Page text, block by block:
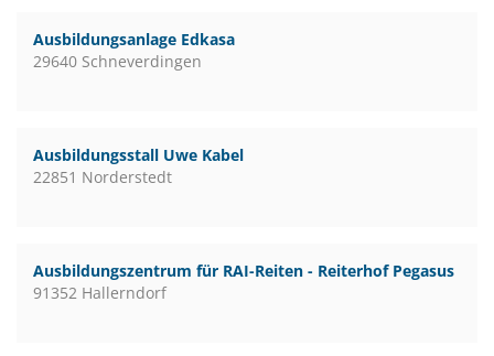
Ausbildungsanlage Edkasa
29640 Schneverdingen
Ausbildungsstall Uwe Kabel
22851 Norderstedt
Ausbildungszentrum für RAI-Reiten - Reiterhof Pegasus
91352 Hallerndorf